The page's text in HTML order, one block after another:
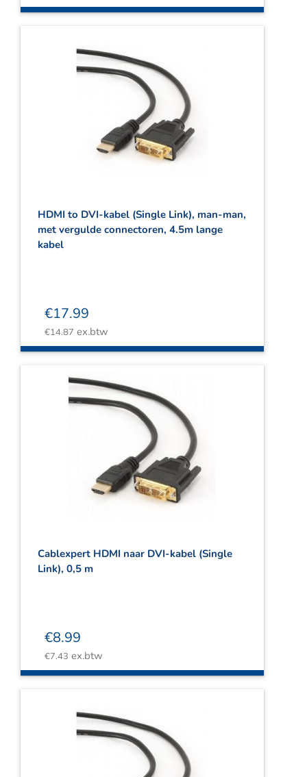
HDMI to DVI-kabel (Single Link), man-man,
met vergulde connectoren, 4.5m lange
kabel
€17.99
€14.87 ex.btw
Cablexpert HDMI naar DVI-kabel (Single
Link), 0,5 m
€8.99
€7.43 ex.btw